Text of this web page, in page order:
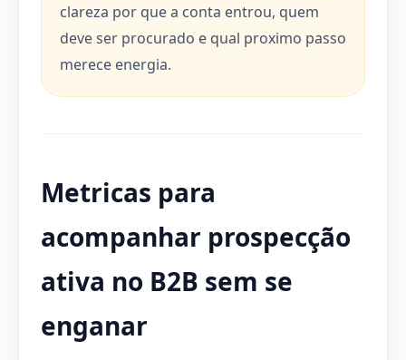
clareza por que a conta entrou, quem
deve ser procurado e qual proximo passo
merece energia.
Metricas para
acompanhar prospecção
ativa no B2B sem se
enganar